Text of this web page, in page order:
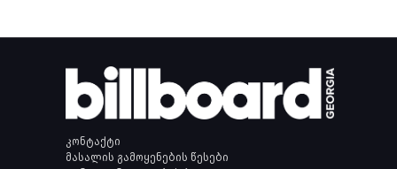
კონტაქტი
მასალის გამოყენების წესები